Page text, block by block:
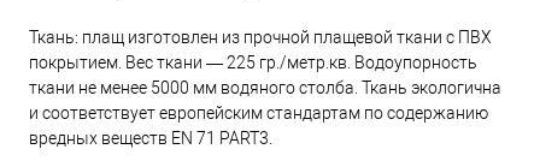
Ткань: плащ изготовлен из прочной плащевой ткани с ПВХ
покрытием. Вес ткани — 225 гр./метр.кв. Водоупорность
ткани не менее 5000 мм водяного столба. Ткань экологична
и соответствует европейским стандартам по содержанию
вредных веществ EN 71 PART3.